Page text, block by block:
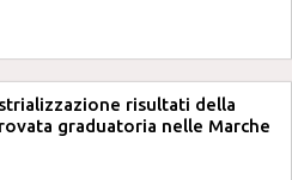
risultati della
graduatoria nelle Marche